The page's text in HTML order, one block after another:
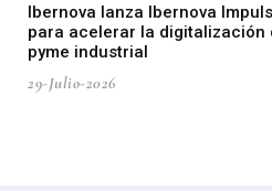
Ibernova lanza Ibernova
para acelerar la digitalización
pyme industrial
29-Julio-2026